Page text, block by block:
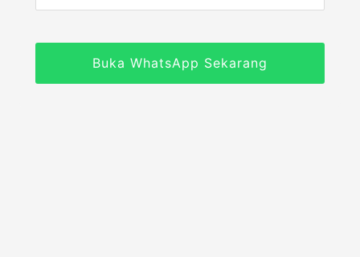
Buka WhatsApp Sekarang